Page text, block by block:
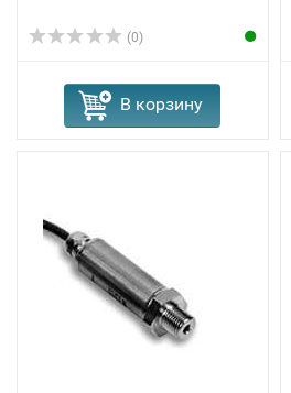
(0)
В корзину